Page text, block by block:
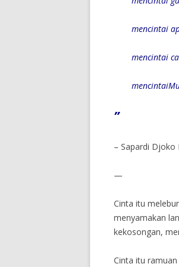
mencintai
mencintai
”
– Sapardi Djoko
—
Cinta itu
menyamakan
kekosongan,
Cinta itu ramuan